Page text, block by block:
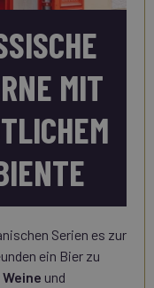
MIT
Serien es zur
ein Bier zu
und